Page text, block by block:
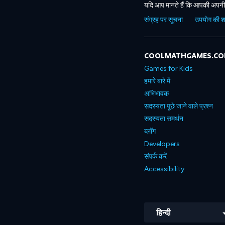
यदि आप मानते हैं कि आपकी अपनी
संग्रह पर सूचना
उपयोग की
Games for Kids
हमारे बारे में
अभिभावक
सदस्यता पूछे जाने वाले प्रश्न
सदस्यता समर्थन
ब्लॉग
Developers
संपर्क करें
Accessibility
हिन्दी